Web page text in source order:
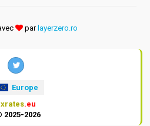
par layerzero.ro
Europe
xrates.eu
2025-2026